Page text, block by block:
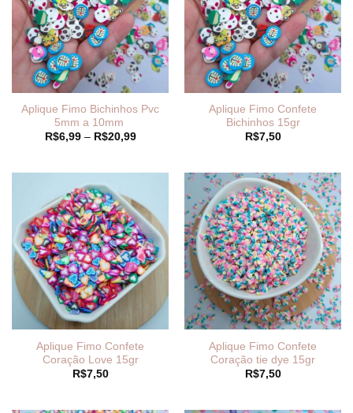
Aplique Fimo Bichinhos Pvc
5mm a 10mm
R$6,99 – R$20,99Faixa
Aplique Fimo Confete
Bichinhos 15gr
R$7,50
Aplique Fimo Confete
Coração Love 15gr
R$7,50
Aplique Fimo Confete
Coração tie dye 15gr
R$7,50